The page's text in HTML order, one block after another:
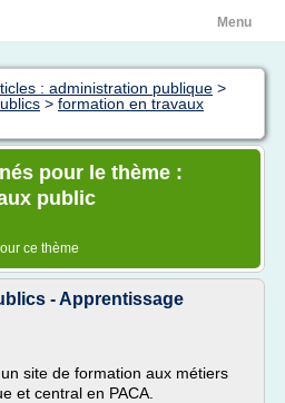
Menu
: administration publique >
> formation en travaux
pour le thème :
public
ce thème
- Apprentissage
site de formation aux métiers
et central en PACA.